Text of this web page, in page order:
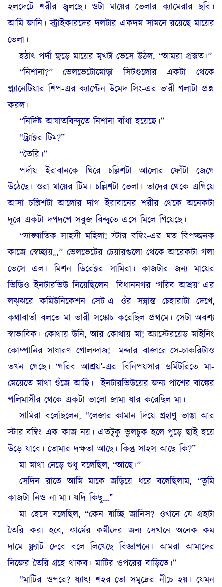
হলদেটে শরীর জ্বলছে। ওটা মায়ের ভেলার ক্যামেরার ছবি।
আমি জানি। স্ট্রাইকারদের দলটার একদম সামনে রয়েছে মায়ের
ভেলা।
হঠাৎ পর্দা জুড়ে মায়ের মুখটা ভেসে উঠল, “আমরা প্রস্তুত।”
“নিশানা?” ভেলভেটোমোড়া সিটগুলোর একটা থেকে
প্ল্যানেটিয়ার শিপ-এর ক্যাপ্টেন উমেদ সিং-এর ভারী গলাটা প্রশ্ন
করল।
“নির্দিষ্ট আঘাতবিন্দুতে নিশানা বাঁধা হয়েছে।”
“ট্র্যাক্টর টিম?”
“তৈরি।”
পর্দায় ইরাবানকে ঘিরে চল্লিশটা আলোর ফোঁটা জেগে
উঠেছে। ওরা মায়ের টিম। চল্লিশটা ভেলা। তাদের থেকে এগিয়ে
আসা চল্লিশটা আলোর দাগ ইরাবানের শরীর থেকে অনেকটা
দূরে একটা দপদপে সবুজ বিন্দুতে এসে মিলে গিয়েছে।
“সাঙ্ঘাতিক সাহসী মহিলা! স্টার বম্বিং-এর মত বিপজ্জনক
কাজে স্বেচ্ছায়…” ভেলভেটের চেয়ারগুলো থেকে আরেকটা গলা
ভেসে এল। মিশন ডিরেক্টর সামিরা। কাজটার জন্য মায়ের
ভিডিও ইনটারভিউ নিয়েছিলেন। বিধাননগর ‘গরিব আশ্রয়’-এর
লঝ্‌ঝরে কমিউনিকেশন সেট-এ ওঁর সম্ভ্রান্ত চেহারাটা দেখে,
কথাবার্তা বলতে মা ভারী সঙ্কোচ করেছিল প্রথমে। সেটা অবশ্য
স্বাভাবিক। কোথায় উনি, আর কোথায় মা! অ্যাস্টেরয়েড মাইনিং
কোম্পানির সাধারণ গোলন্দাজ!
মন্দার বাজারে সে-চাকরিটাও
তখন গেছে। ‘গরিব আশ্রয়’-এর বিনিপয়সার ডর্মিটরিতে মা-
মেয়েতে মাথা গুঁজে আছি। ইনটারভিউয়ের জন্য পাশের বাঙ্কের
পলিমাসীর থেকে একটা ভালো জামা ধার করেছিল মা।
সামিরা বলেছিলেন, “লেজার কামান দিয়ে গ্রহাণু ভাঙা আর
স্টার-বম্বিং এক কাজ নয়। এতটুকু ভুলচুক হলে পুড়ে ছাই হয়ে
উড়ে যাবে। তোমার দক্ষতা আছে। কিন্তু সাহস আছে কি?”
মা মাথা নেড়ে শুধু বলেছিল, “আছে।”
সেদিন রাতে আমি মাকে জড়িয়ে ধরে বলেছিলাম, “তুমি
কাজটা নিও না মা। যদি কিছু…”
মা হেসে বলেছিল, “কেন যাচ্ছি জানিস? ওখানে যে গ্রহটা
তৈরি করা হবে, ফার্মের কর্মীদের জন্য সেখানে অনেক কম
দামে ফ্ল্যাট দেবে বলে লিখেছে বিজ্ঞাপনে। আমরা আমাদের
নিজের তৈরি গ্রহে থাকব। মাটির ওপরের বাড়িতে।”
“মাটির ওপরে? ধ্যাৎ! শহর তো সমুদ্রের নীচে হয়। যেমন